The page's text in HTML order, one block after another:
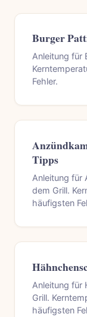
Burger
Anleitung für
Fehler.
Tipps
Anleitung für
dem Grill.
häufigsten
Anleitung für
Grill.
häufigsten